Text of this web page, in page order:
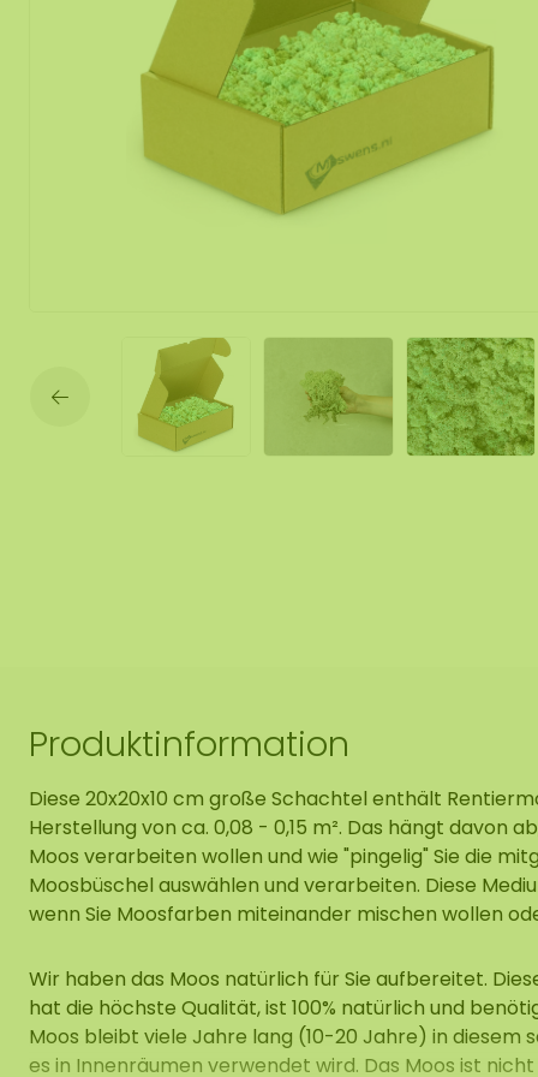
Mobile und
Moos Spiegel
Produktinformation
Diese 20x20x10 cm große Schachtel enthält
Herstellung von ca. 0,08 - 0,15 m². Das hängt davon
Moos verarbeiten wollen und wie "pingelig" Sie die
Moosbüschel auswählen und verarbeiten. Diese
wenn Sie Moosfarben miteinander mischen wollen
Wir haben das Moos natürlich für Sie aufbereitet.
hat die höchste Qualität, ist 100% natürlich und
Moos bleibt viele Jahre lang (10-20 Jahre) in diesem
es in Innenräumen verwendet wird. Das Moos ist